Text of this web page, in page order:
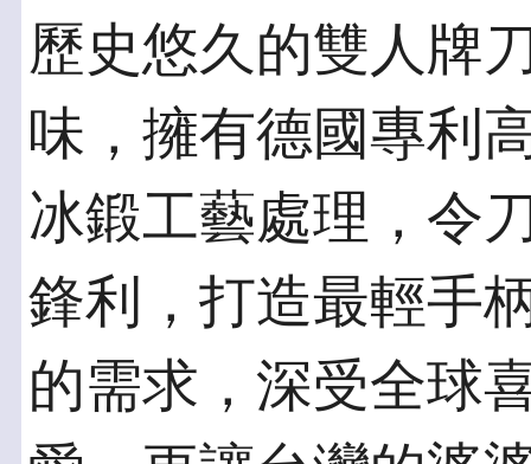
歷史悠久的雙人牌
味，擁有德國專利
冰鍛工藝處理，令
鋒利，打造最輕手
的需求，深受全球